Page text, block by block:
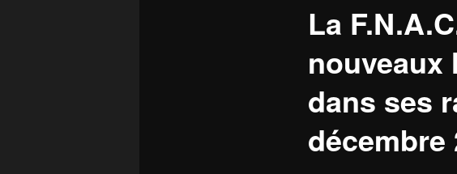
La
nouveaux
dans ses
décembre